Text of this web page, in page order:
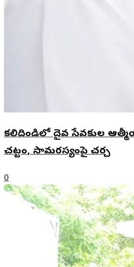
కలిదిండిలో దైవ సేవకుల
చట్టం, సామరస్యంపై చర్చ
0